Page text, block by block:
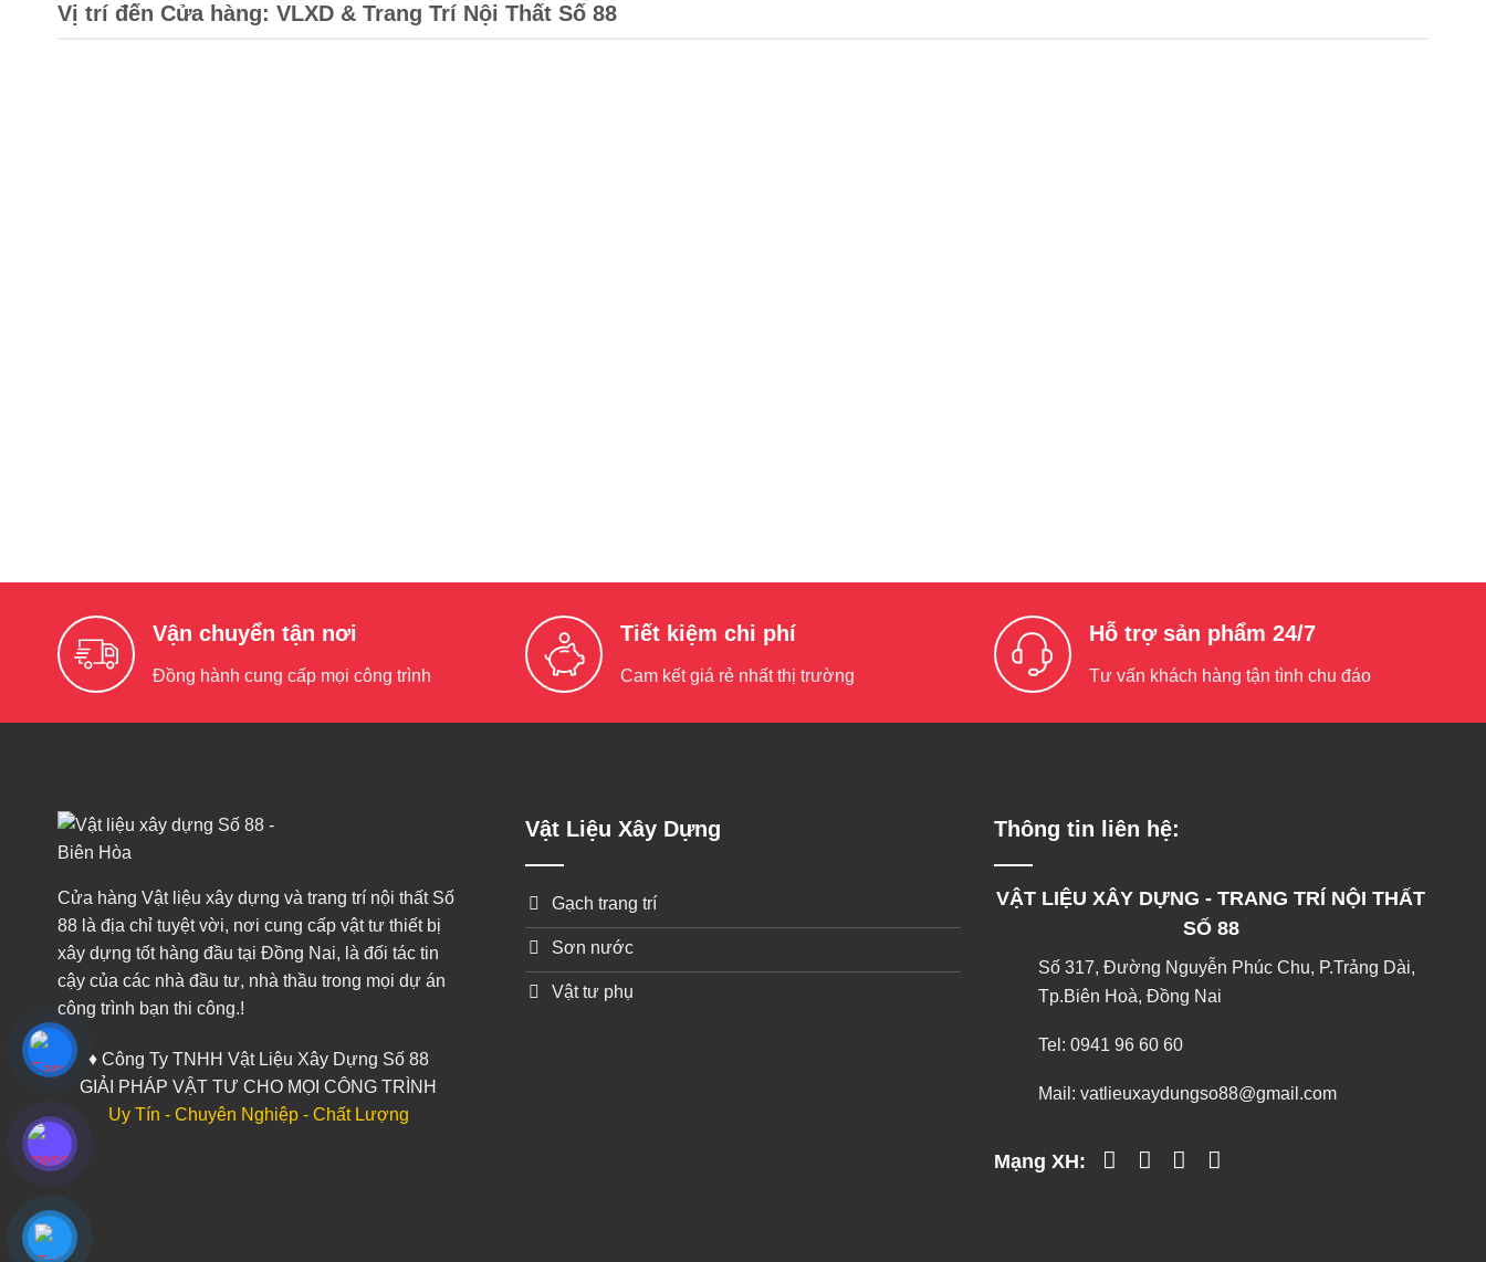
Vị trí đến Cửa hàng: VLXD & Trang Trí Nội Thất Số 88
Vận chuyển tận nơi
Đồng hành cung cấp mọi công trình
Tiết kiệm chi phí
Cam kết giá rẻ nhất thị trường
Hỗ trợ sản phẩm 24/7
Tư vấn khách hàng tận tình chu đáo
Cửa hàng Vật liệu xây dựng và trang trí nội thất Số
88 là địa chỉ tuyệt vời, nơi cung cấp vật tư thiết bị
xây dựng tốt hàng đầu tại Đồng Nai, là đối tác tin
cậy của các nhà đầu tư, nhà thầu trong mọi dự án
công trình bạn thi công.!
♦ Công Ty TNHH Vật Liệu Xây Dựng Số 88
GIẢI PHÁP VẬT TƯ CHO MỌI CÔNG TRÌNH
Uy Tín - Chuyên Nghiệp - Chất Lượng
Vật Liệu Xây Dựng
Gạch trang trí
Sơn nước
Vật tư phụ
Thông tin liên hệ:
VẬT LIỆU XÂY DỰNG - TRANG TRÍ NỘI THẤT
SỐ 88
Số 317, Đường Nguyễn Phúc Chu, P.Trảng Dài,
Tp.Biên Hoà, Đồng Nai
Tel: 0941 96 60 60
Mail: vatlieuxaydungso88@gmail.com
Mạng XH: